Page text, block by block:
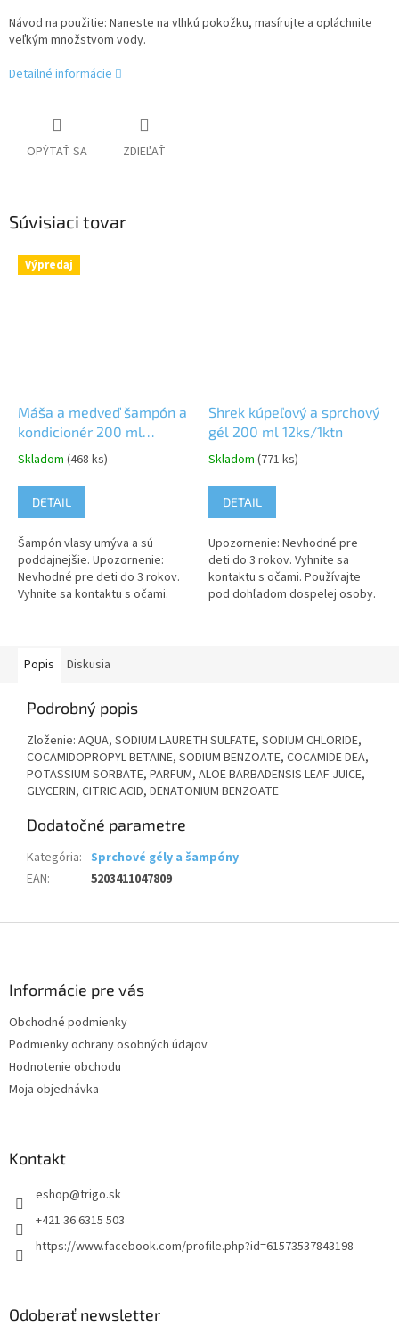
Návod na použitie: Naneste na vlhkú pokožku, masírujte a opláchnite
veľkým množstvom vody.
Detailné informácie
OPÝTAŤ SA ZDIEĽAŤ
Súvisiaci tovar
Výpredaj
Máša a medveď šampón a
kondicionér 200 ml
12ks/1ktn
Skladom (468 ks)
DETAIL
Šampón vlasy umýva a sú
poddajnejšie. Upozornenie:
Nevhodné pre deti do 3 rokov.
Vyhnite sa kontaktu s očami.
Shrek kúpeľový a sprchový
gél 200 ml 12ks/1ktn
Skladom (771 ks)
DETAIL
Upozornenie: Nevhodné pre
deti do 3 rokov. Vyhnite sa
kontaktu s očami. Používajte
pod dohľadom dospelej osoby.
Popis Diskusia
Podrobný popis
Zloženie: AQUA, SODIUM LAURETH SULFATE, SODIUM CHLORIDE,
COCAMIDOPROPYL BETAINE, SODIUM BENZOATE, COCAMIDE DEA,
POTASSIUM SORBATE, PARFUM, ALOE BARBADENSIS LEAF JUICE,
GLYCERIN, CITRIC ACID, DENATONIUM BENZOATE
Dodatočné parametre
Kategória: Sprchové gély a šampóny
EAN: 5203411047809
Informácie pre vás
Obchodné podmienky
Podmienky ochrany osobných údajov
Hodnotenie obchodu
Moja objednávka
Kontakt
eshop@trigo.sk
+421 36 6315 503
https://www.facebook.com/profile.php?id=61573537843198
Odoberať newsletter